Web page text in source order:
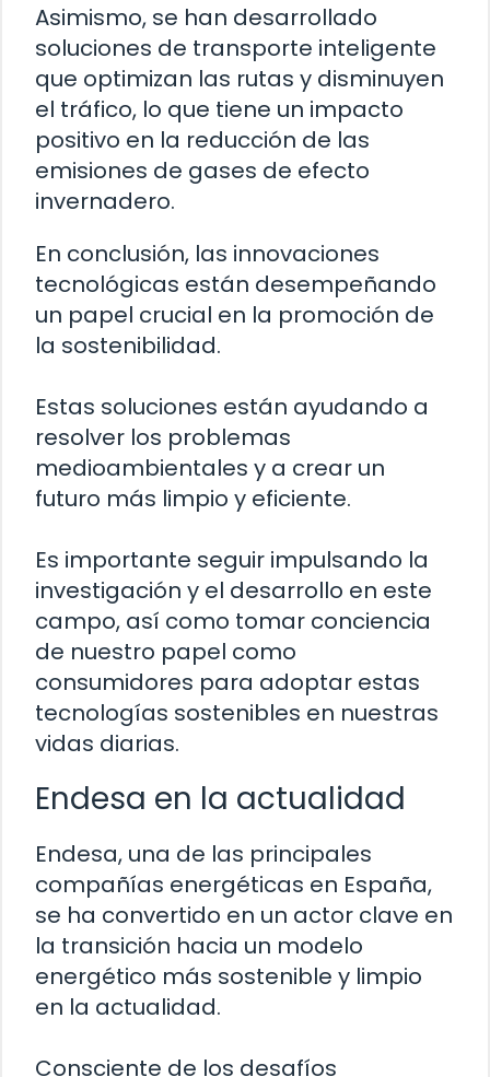
Asimismo, se han desarrollado
soluciones de transporte inteligente
que optimizan las rutas y disminuyen
el tráfico, lo que tiene un impacto
positivo en la reducción de las
emisiones de gases de efecto
invernadero.
En conclusión, las innovaciones
tecnológicas están desempeñando
un papel crucial en la promoción de
la sostenibilidad.
Estas soluciones están ayudando a
resolver los problemas
medioambientales y a crear un
futuro más limpio y eficiente.
Es importante seguir impulsando la
investigación y el desarrollo en este
campo, así como tomar conciencia
de nuestro papel como
consumidores para adoptar estas
tecnologías sostenibles en nuestras
vidas diarias.
Endesa en la actualidad
Endesa, una de las principales
compañías energéticas en España,
se ha convertido en un actor clave en
la transición hacia un modelo
energético más sostenible y limpio
en la actualidad.
Consciente de los desafíos